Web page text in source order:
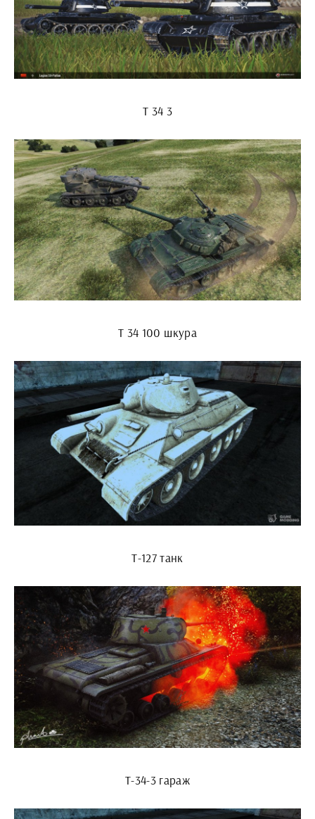
Т 34 3
Т 34 100 шкура
Т-127 танк
Т-34-3 гараж